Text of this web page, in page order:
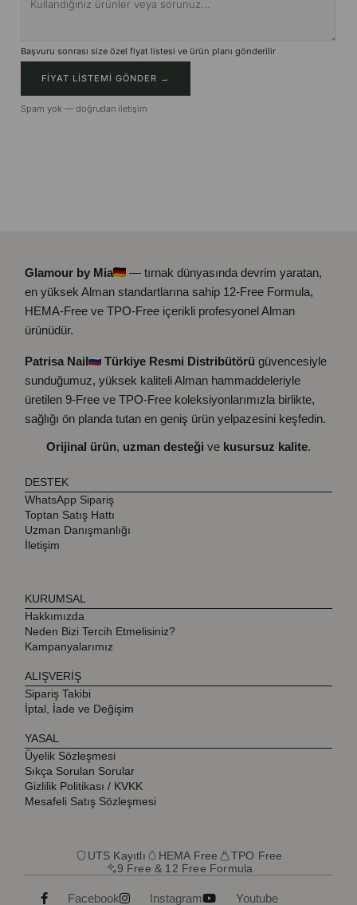
Başvuru sonrası size özel fiyat listesi ve ürün planı gönderilir
FIYAT LISTEMI GÖNDER →
Spam yok — doğrudan iletişim
Glamour by Mia
— tırnak dünyasında devrim yaratan,
en yüksek Alman standartlarına sahip 12-Free Formula,
HEMA-Free ve TPO-Free içerikli profesyonel Alman
ürünüdür.
Patrisa Nail Türkiye Resmi Distribütörü güvencesiyle
sunduğumuz, yüksek kaliteli Alman hammaddeleriyle
üretilen 9-Free ve TPO-Free koleksiyonlarımızla birlikte,
sağlığı ön planda tutan en geniş ürün yelpazesini keşfedin.
Orijinal ürün, uzman desteği ve kusursuz kalite.
DESTEK
WhatsApp Sipariş
Toptan Satış Hattı
Uzman Danışmanlığı
İletişim
KURUMSAL
Hakkımızda
Neden Bizi Tercih Etmelisiniz?
Kampanyalarımız
ALIŞVERİŞ
Sipariş Takibi
İptal, İade ve Değişim
YASAL
Üyelik Sözleşmesi
Sıkça Sorulan Sorular
Gizlilik Politikası / KVKK
Mesafeli Satış Sözleşmesi
UTS Kayıtlı HEMA Free
TPO Free
9 Free & 12 Free Formula
Facebook Instagram Youtube